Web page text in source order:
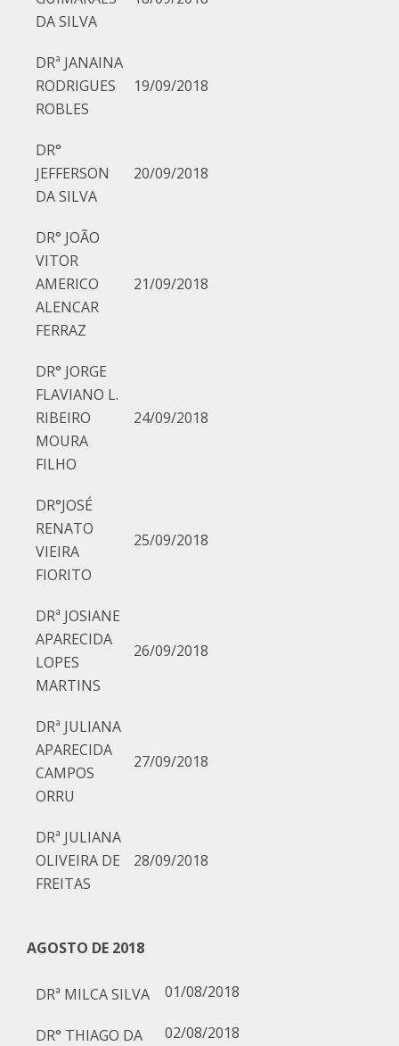
DA SILVA
DRª JANAINA
RODRIGUES
ROBLES
19/09/2018
DR°
JEFFERSON
DA SILVA
20/09/2018
DR° JOÃO
VITOR
AMERICO
ALENCAR
FERRAZ
21/09/2018
DR° JORGE
FLAVIANO L.
RIBEIRO
MOURA
FILHO
24/09/2018
DR°JOSÉ
RENATO
VIEIRA
FIORITO
25/09/2018
DRª JOSIANE
APARECIDA
LOPES
MARTINS
26/09/2018
DRª JULIANA
APARECIDA
CAMPOS
ORRU
27/09/2018
DRª JULIANA
OLIVEIRA DE
FREITAS
28/09/2018
AGOSTO DE 2018
DRª MILCA SILVA 01/08/2018
DR° THIAGO DA
02/08/2018